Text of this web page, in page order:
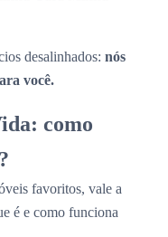
desalinhados: nós
você.
como
favoritos, vale a
é e como funciona